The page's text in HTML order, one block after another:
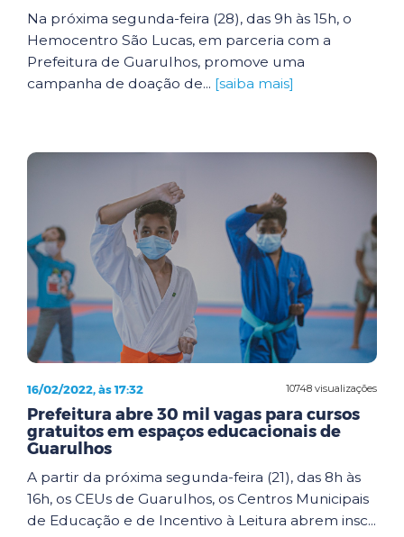
Na próxima segunda-feira (28), das 9h às 15h, o
Hemocentro São Lucas, em parceria com a
Prefeitura de Guarulhos, promove uma
campanha de doação de... [saiba mais]
10748 visualizações
16/02/2022, às 17:32
Prefeitura abre 30 mil vagas para cursos
gratuitos em espaços educacionais de
Guarulhos
A partir da próxima segunda-feira (21), das 8h às
16h, os CEUs de Guarulhos, os Centros Municipais
de Educação e de Incentivo à Leitura abrem insc...